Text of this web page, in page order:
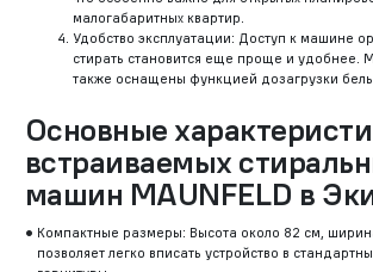
малогабаритных квартир.
Удобство эксплуатации: Доступ к машине
стирать становится еще проще и удобнее.
также оснащены функцией дозагрузки
Основные
встраиваемых
машин MAUNFELD в
Компактные размеры: Высота около 82 см,
позволяет легко вписать устройство в